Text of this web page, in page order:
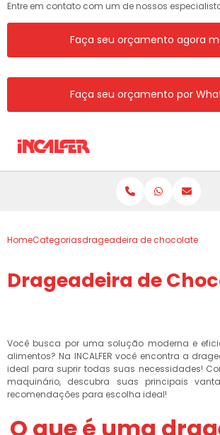
Entre em contato com um de nossos
Faça seu orçamento agora
Faça seu orçamento por
HomeCategoriasdrageadeira de chocolate
Drageadeira de
Você busca por uma solução moderna e
alimentos? Na INCALFER você encontra a
ideal para suprir todas suas necessidades!
maquinário, descubra suas principais
recomendações para escolha ideal!
O que é uma